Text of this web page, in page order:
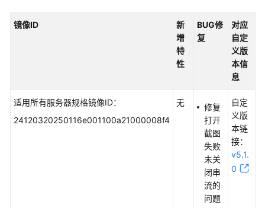
镜像ID
新
增
特
性
BUG修
复
对应
自定
义版
本信
息
适用所有服务器规格镜像ID：
24120320250116e001100a21000008f4
无
修复
打开
截图
失败
未关
闭串
流的
问题
自定
义版
本链
接：
v5.1.
0